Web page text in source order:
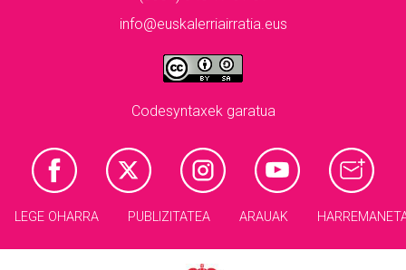
info@euskalerriairratia.eus
Codesyntaxek garatua
LEGE OHARRA PUBLIZITATEA ARAUAK